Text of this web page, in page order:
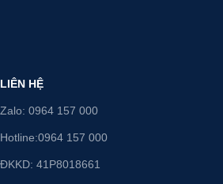
LIÊN HỆ
Zalo: 0964 157 000
Hotline:0964 157 000
ĐKKD: 41P8018661